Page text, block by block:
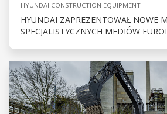
HYUNDAI CONSTRUCTION EQUIPMENT
HYUNDAI ZAPREZENTOWAŁ NOWE
SPECJALISTYCZNYCH MEDIÓW